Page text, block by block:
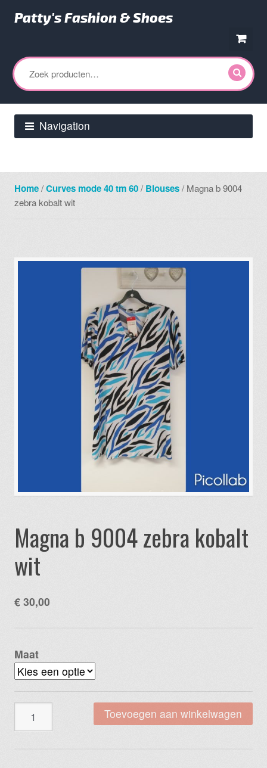
naar
navigatie
naar
de
inhoud
Patty's Fashion & Shoes
Zoeken
naar:
Navigation
Home/Curves mode 40 tm 60/ Blouses/ Magna b 9004
zebra kobalt wit
Magna b 9004 zebra kobalt
wit
€ 30,00
Maat
Toevoegen aan winkelwagen